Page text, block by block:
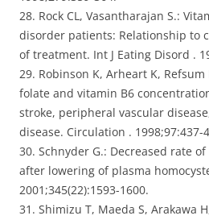
28. Rock CL, Vasantharajan S.:
disorder patients: Relationship to
of treatment. Int J Eating Disord .
29. Robinson K, Arheart K,
folate and vitamin B6
stroke, peripheral vascular
disease. Circulation . 1998;97:437-
30. Schnyder G.: Decreased rate
after lowering of plasma
2001;345(22):1593-1600.
31. Shimizu T, Maeda S, Arakawa